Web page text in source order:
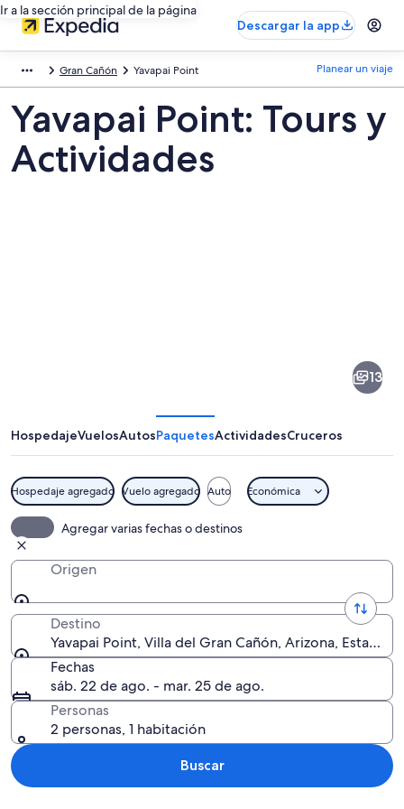
Ir a la sección principal de la página
Descargar la app
Gran Cañón Yavapai Point Planear un viaje
Yavapai Point: Tours y
Actividades
13
HospedajeVuelosAutosPaquetesActividadesCruceros
Hospedaje agregado Vuelo agregado Auto Económica
Agregar varias fechas o destinos
Origen
Destino
Yavapai Point, Villa del Gran Cañón, Arizona, Estados
Fechas
sáb. 22 de ago. - mar. 25 de ago.
Personas
2 personas, 1 habitación
Buscar